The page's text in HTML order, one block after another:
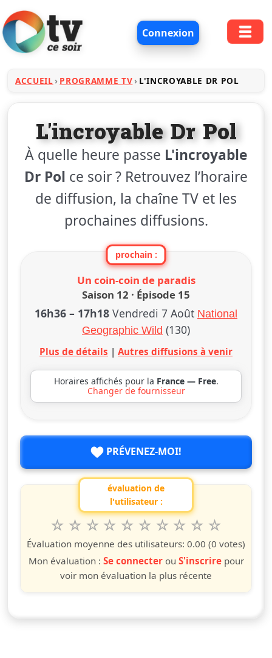
Connexion
ACCUEIL PROGRAMME TV L'INCROYABLE DR POL
L'incroyable Dr Pol
À quelle heure passe L'incroyable
Dr Pol ce soir ? Retrouvez l’horaire
de diffusion, la chaîne TV et les
prochaines diffusions.
prochain :
Un coin-coin de paradis
Saison 12 · Épisode 15
16h36 – 17h18 Vendredi 7 Août National
Geographic Wild (130)
Plus de détails | Autres diffusions à venir
Horaires affichés pour la France — Free.
Changer de fournisseur
PRÉVENEZ-MOI!
évaluation de
l'utilisateur :
questo spettacolo da 1 a 10 étoiles
10
étoiles
9
étoiles
8
étoiles
7
étoiles
6
étoiles
5
étoiles
4
étoiles
3
étoiles
2
étoiles
étoile
Évaluation moyenne des utilisateurs: 0.00 (0 votes)
Mon évaluation : Se connecterou S'inscrirepour
voir mon évaluation la plus récente